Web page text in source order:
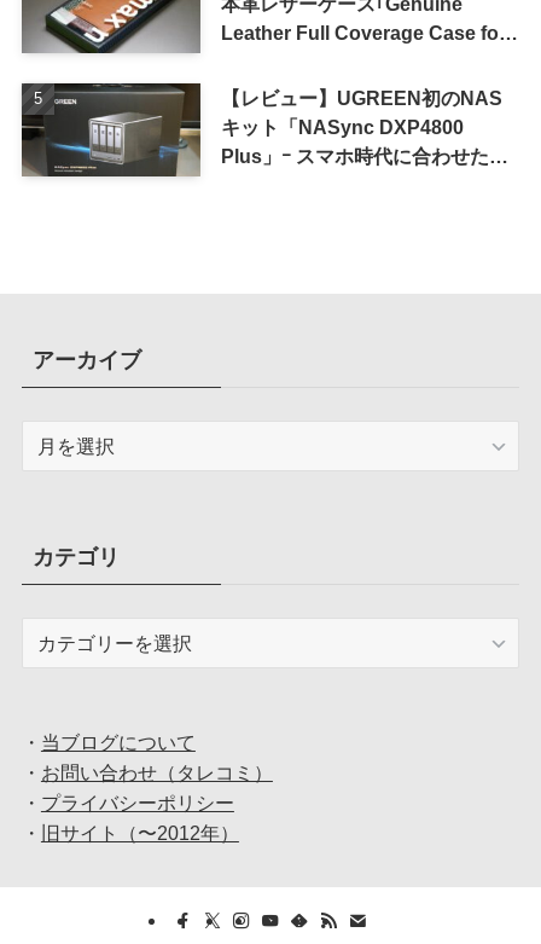
Leather Full Coverage Case for
【レビュー】UGREEN初のNAS
キット「NASync DXP4800
Plus」ｰ スマホ時代に合わせた設
アーカイブ
ブカテゴリ
・ 当ブログについて
・ お問い合わせ（タレコミ）
・ プライバシーポリシー
・
旧サイト（〜2012年）